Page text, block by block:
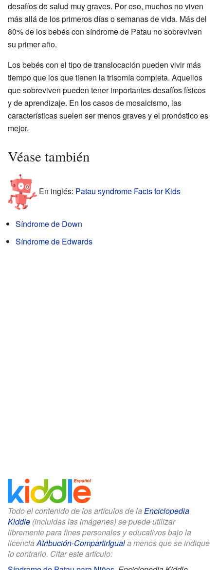
desafíos de salud muy graves. Por eso, muchos no viven
más allá de los primeros días o semanas de vida. Más del
80% de los bebés con síndrome de Patau no sobreviven
su primer año.
Los bebés con el tipo de translocación pueden vivir más
tiempo que los que tienen la trisomía completa. Aquellos
que sobreviven pueden tener importantes desafíos físicos
y de aprendizaje. En los casos de mosaicismo, las
características suelen ser menos graves y el pronóstico es
mejor.
Véase también
En inglés: Patau syndrome Facts for Kids
Síndrome de Down
Síndrome de Edwards
Todo el contenido de los artículos de la Enciclopedia
Kiddle (incluidas las imágenes) se puede utilizar
libremente para fines personales y educativos bajo la
licenciaAtribución-CompartirIguala menos que se indique
lo contrario. Citar este artículo: